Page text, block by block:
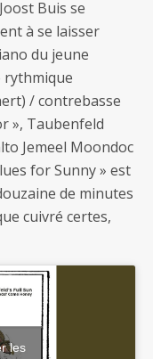
Buis se
à se laisser
du jeune
rythmique
/ contrebasse
», Taubenfeld
Jemeel Moondoc
for Sunny » est
de minutes
cuivré certes,
les